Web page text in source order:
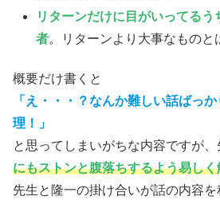
リターンだけに目がいってる
者。リターンより大事なものと
概要だけ書くと
「え・・・？なんか難しい話ばっ
理！」
と思ってしまいがちな内容ですが
にもストンと腹落ちするよう易し
先生と隆一の掛け合いが話の内容